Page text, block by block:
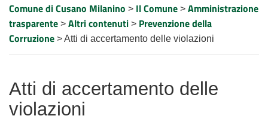
Percorso
a
"briciole
pane"
Comune di Cusano Milanino > Il Comune > Amministrazione
trasparente > Altri contenuti > Prevenzione della
Corruzione >Atti di accertamento delle violazioni
Atti di accertamento delle
violazioni